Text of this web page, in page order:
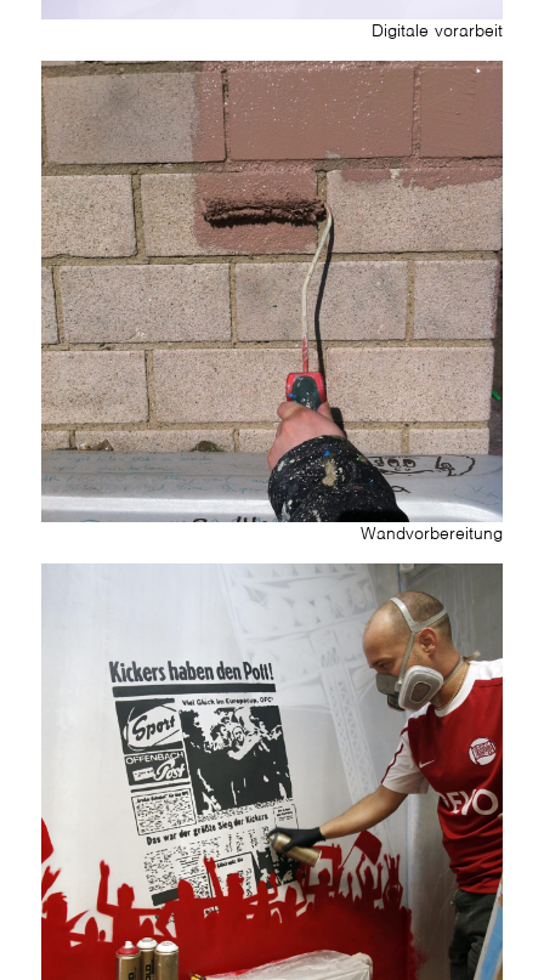
Digitale vorarbeit
Wandvorbereitung